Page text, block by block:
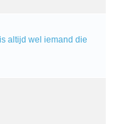
altijd wel iemand die